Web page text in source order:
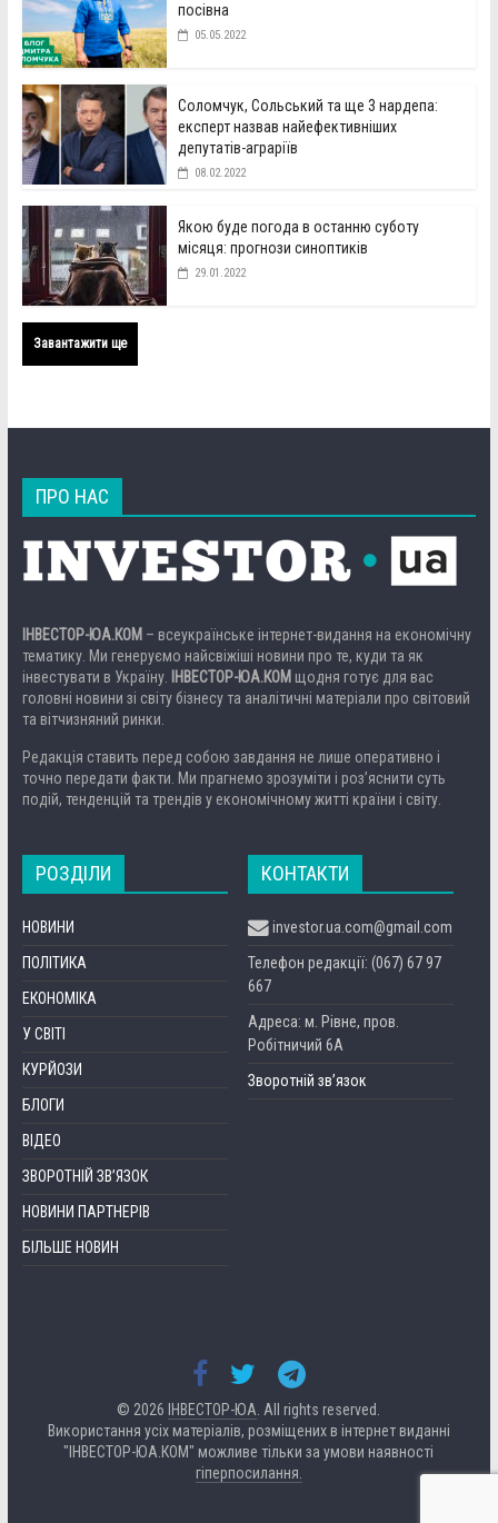
посівна
05.05.2022
Соломчук, Сольський та ще 3 нардепа:
експерт назвав найефективніших
депутатів-аграріїв
08.02.2022
Якою буде погода в останню суботу
місяця: прогнози синоптиків
29.01.2022
Завантажити ще
ПРО НАС
ІНВЕСТОР-ЮА.КОМ – всеукраїнське інтернет-видання на економічну
тематику. Ми генеруємо найсвіжіші новини про те, куди та як
інвестувати в Україну.
ІНВЕСТОР-ЮА.КОМ щодня готує для вас
головні новини зі світу бізнесу та аналітичні матеріали про світовий
та вітчизняний ринки.
Редакція ставить перед собою завдання не лише оперативно і
точно передати факти. Ми прагнемо зрозуміти і роз’яснити суть
подій, тенденцій та трендів у економічному житті країни і світу.
РОЗДІЛИ
НОВИНИ
ПОЛІТИКА
ЕКОНОМІКА
У СВІТІ
КУРЙОЗИ
БЛОГИ
ВІДЕО
ЗВОРОТНІЙ ЗВ’ЯЗОК
НОВИНИ ПАРТНЕРІВ
БІЛЬШЕ НОВИН
КОНТАКТИ
investor.ua.com@gmail.com
Телефон редакції: (067) 67 97
667
Адреса: м. Рівне, пров.
Робітничий 6А
Зворотній зв’язок
© 2026 ІНВЕСТОР-ЮА . All rights reserved.
Використання усіх матеріалів, розміщених в інтернет виданні
"ІНВЕСТОР-ЮА.КОМ" можливе тільки за умови наявності
гіперпосилання.